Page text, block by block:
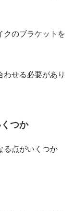
クのブラケットを
せる必要があり
つか
る点がいくつか